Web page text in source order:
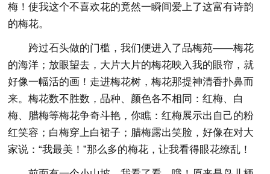
梅！使我这个不喜欢花的竟然一瞬间爱上了这富有诗韵
的梅花。
跨过石头做的门槛，我们便进入了品梅苑——梅花
的海洋；放眼望去，大片大片的梅花映入我的眼帘，就
好像一幅活的画！走进梅花树，梅花那提神清香扑鼻而
来。梅花数不胜数，品种、颜色各不相同：红梅、白
梅、腊梅等梅花争奇斗艳，你瞧：红梅展示出自己的粉
红笑容；白梅穿上白裙子；腊梅露出笑脸，好像在对大
家说：“我最美！”那么多的梅花，让我看得眼花缭乱！